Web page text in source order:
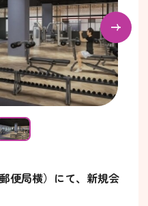
便局横）にて、新規会